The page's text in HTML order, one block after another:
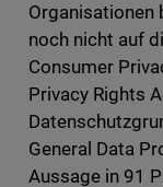
Organisationen
noch nicht auf
Consumer
Privacy Rights
General Data
Aussage in 91